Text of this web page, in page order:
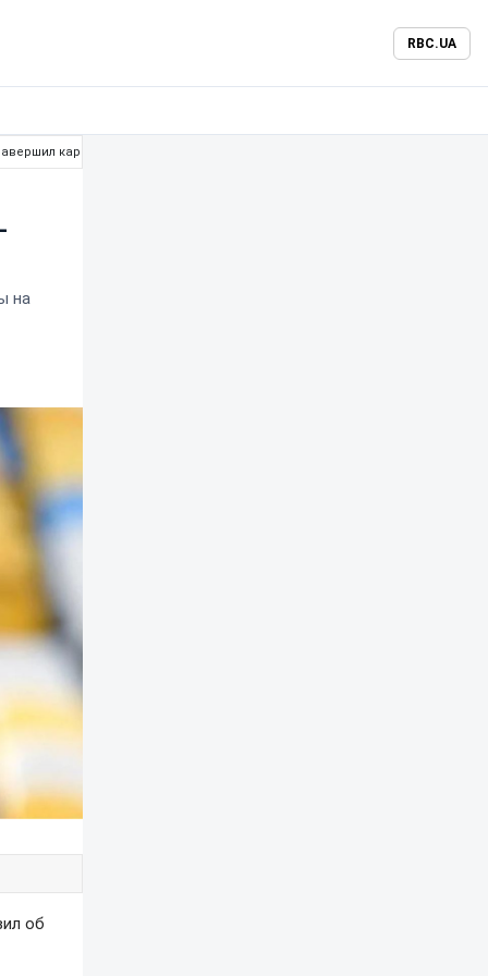
RBC.UA
карьеру
на
об